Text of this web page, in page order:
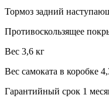
Тормоз задний
Противоскользящее
Вес 3,6 кг
Вес самоката в коробке
Гарантийный срок 1